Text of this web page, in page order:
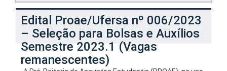
Edital Proae/Ufersa nº 006/2023
– Seleção para Bolsas e Auxílios
Semestre 2023.1 (Vagas
remanescentes)